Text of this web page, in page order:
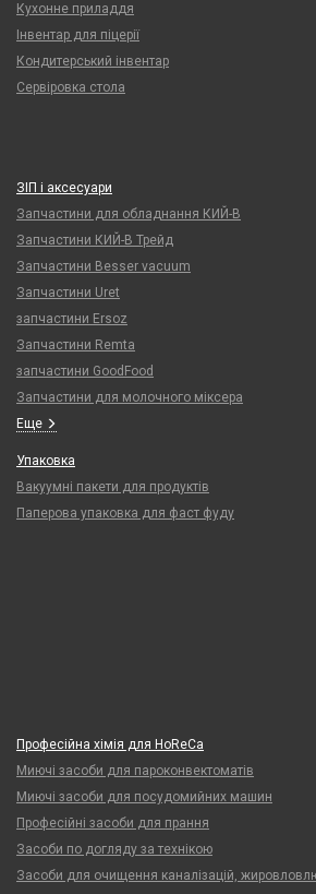
Кухонне приладдя
Інвентар для піцерії
Кондитерський інвентар
Сервіровка стола
ЗІП і аксесуари
Запчастини для обладнання КИЙ-В
Запчастини КИЙ-В Трейд
Запчастини Besser vacuum
Запчастини Uret
запчастини Ersoz
Запчастини Remta
запчастини GoodFood
Запчастини для молочного міксера
Еще
Упаковка
Вакуумні пакети для продуктів
Паперова упаковка для фаст фуду
Професійна хімія для HoReCa
Миючі засоби для пароконвектоматів
Миючі засоби для посудомийних машин
Професійні засоби для прання
Засоби по догляду за технікою
Засоби для очищення каналізацій,